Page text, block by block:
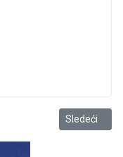
Balkansko prvenstvo
Sledeći
Sledeći